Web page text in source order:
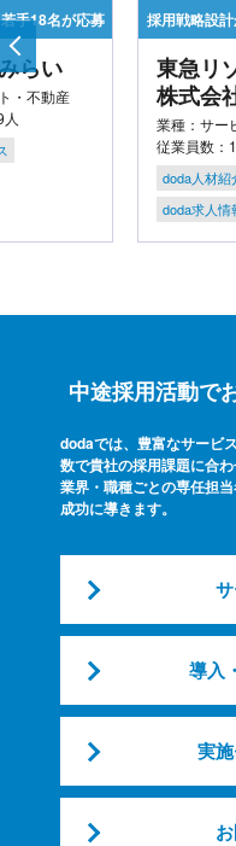
手18名が応募
らい
・不動産
採用戦略設
東急リ
株式会
業種：サー
従業員数：
doda人材紹
doda求人情
中途採用活動で
dodaでは、豊富なサービ
数で貴社の採用課題に合
業界・職種ごとの専任担
成功に導きます。
導入
実